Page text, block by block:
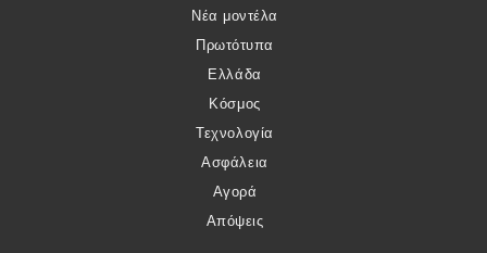
Νέα μοντέλα
Πρωτότυπα
Ελλάδα
Κόσμος
Τεχνολογία
Ασφάλεια
Αγορά
Απόψεις